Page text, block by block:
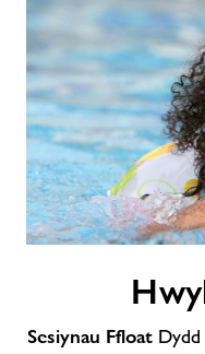
pwll
Sesiynau Ffloat